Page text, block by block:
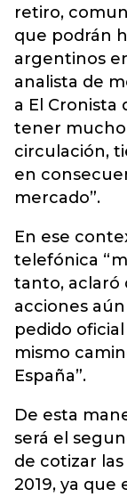
retiro,
que podrán
argentinos
analista de
a El Cronista
tener mucho
circulación,
en
mercado”.
En ese
telefónica
tanto, aclaró
acciones
pedido
mismo
España”.
De esta
será el
de cotizar
2019, ya que